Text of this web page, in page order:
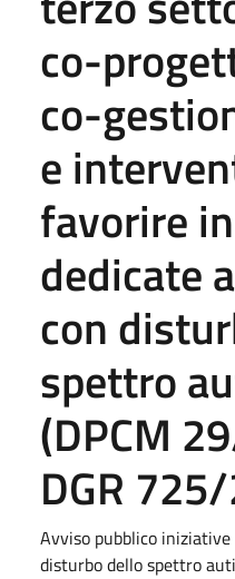
co-
co-
e
favorire
dedicate
con
spettro
(DPCM
DGR
Avviso pubblico
disturbo dello spettro